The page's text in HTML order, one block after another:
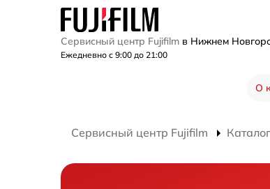
Сервисный центр Fujifilm в Нижнем
Ежедневно с 9:00 до 21:00
О
Сервисный центр Fujifilm